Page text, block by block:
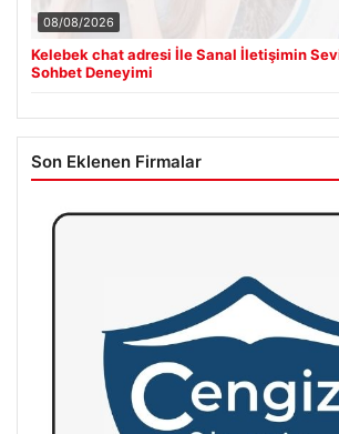
08/08/2026
Kelebek chat adresi İle Sanal İletişimin
Sohbet Deneyimi
Son Eklenen Firmalar